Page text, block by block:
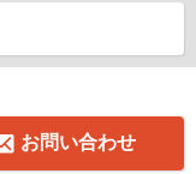
お問い合わせ